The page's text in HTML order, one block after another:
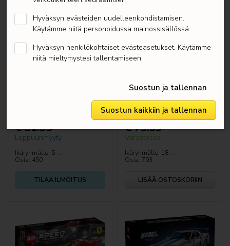
11037 LEGO Classic Luovat
€ 31.95
Loppuunmyyty
Ikäryhmälle: 5-...
Osia: 450
TILAA ILMOITUS
42223 LEGO Technic 1966
Ford GT40 MKII ‑kilpa-auto
€ 79.99
Varastossa
Ikäryhmälle: 18-...
Osia: 793
LISÄÄ OSTOSKORIIN
Hyväksyn evästeiden uudelleenkohdistamisen.
Käytämme niitä personoidussa mainossisällössä.
Hyväksyn henkilökohtaiset evästeasetukset. Käytämme
niitä mieltymystesi tallentamiseen.
Suostun ja tallennan
Suostun kaikkiin ja tallennan